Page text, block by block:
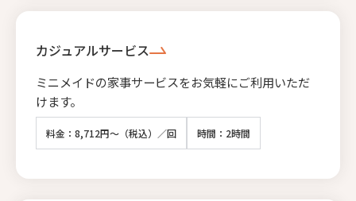
カジュアルサービス
ミニメイドの家事サービスをお気軽にご利用いただ
けます。
料金：8,712円～（税込）／回 時間：2時間